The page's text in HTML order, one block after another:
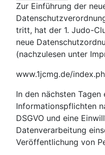
Zur Einführung der
tritt, hat der 1. Judo-
neue
(nachzulesen unter
www.1jcmg.de/
In den nächsten
Informationspflichten
DSGVO und eine
Datenverarbeitung
Veröffentlichung von